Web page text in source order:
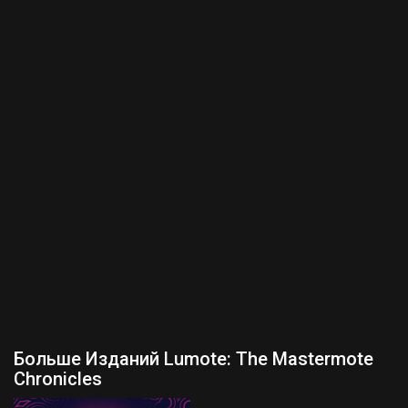
Больше Изданий Lumote: The Mastermote
Chronicles